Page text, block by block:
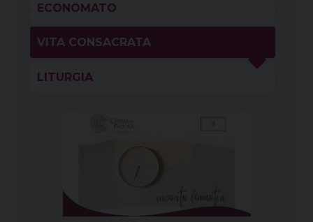
ECONOMATO
VITA CONSACRATA
LITURGIA